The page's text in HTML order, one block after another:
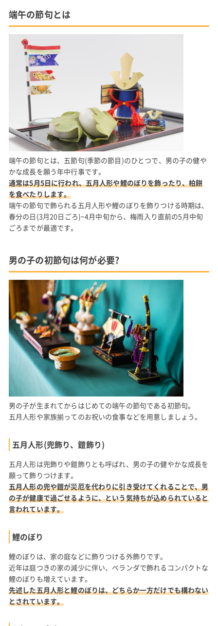
端午の節句とは
端午の節句とは、五節句(季節の節目)のひとつで、男の子の健や
かな成長を願う年中行事です。
通常は5月5日に行われ、五月人形や鯉のぼりを飾ったり、柏餅
を食べたりします。
端午の節句で飾られる五月人形や鯉のぼりを飾りつける時期は、
春分の日(3月20日ごろ)~4月中旬から、梅雨入り直前の5月中旬
ごろまでが最適です。
男の子の初節句は何が必要?
男の子が生まれてからはじめての端午の節句である初節句。
五月人形や家族揃ってのお祝いの食事などを用意しましょう。
五月人形(兜飾り、鎧飾り)
五月人形は兜飾りや鎧飾りとも呼ばれ、男の子の健やかな成長を
願って飾りつけます。
五月人形の兜や鎧が災厄を代わりに引き受けてくれることで、男
の子が健康で過ごせるように、という気持ちが込められていると
言われています。
鯉のぼり
鯉のぼりは、家の庭などに飾りつける外飾りです。
近年は庭つきの家の減少に伴い、ベランダで飾れるコンパクトな
鯉のぼりも増えています。
先述した五月人形と鯉のぼりは、どちらか一方だけでも構わない
とされています。